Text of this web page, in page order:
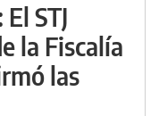
STJ
la Fiscalía
las